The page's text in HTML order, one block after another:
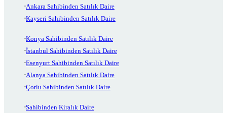
Ankara Sahibinden Satılık Daire
Kayseri Sahibinden Satılık Daire
Konya Sahibinden Satılık Daire
İstanbul Sahibinden Satılık Daire
Esenyurt Sahibinden Satılık Daire
Alanya Sahibinden Satılık Daire
Çorlu Sahibinden Satılık Daire
Sahibinden Kiralık Daire